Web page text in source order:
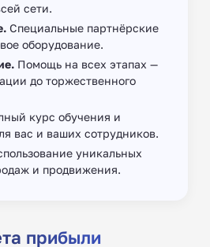
сети.
Специальные партнёрские
оборудование.
Помощь на всех этапах —
до торжественного
курс обучения и
вас и ваших сотрудников.
уникальных
и продвижения.
прибыли